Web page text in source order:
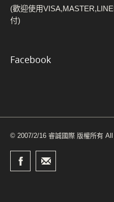
(歡迎使用
付)
Facebook
© 2007/2/16 睿誠國際 版權所有 All